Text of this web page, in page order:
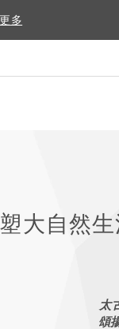
多
多
塑大自然
太
頌